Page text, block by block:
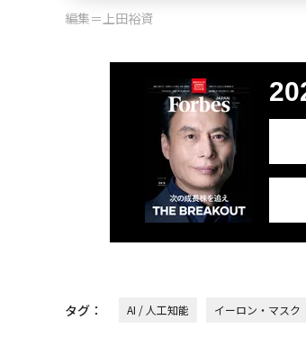
編集＝上田裕資
タグ： AI / 人工知能 イーロン・マスク